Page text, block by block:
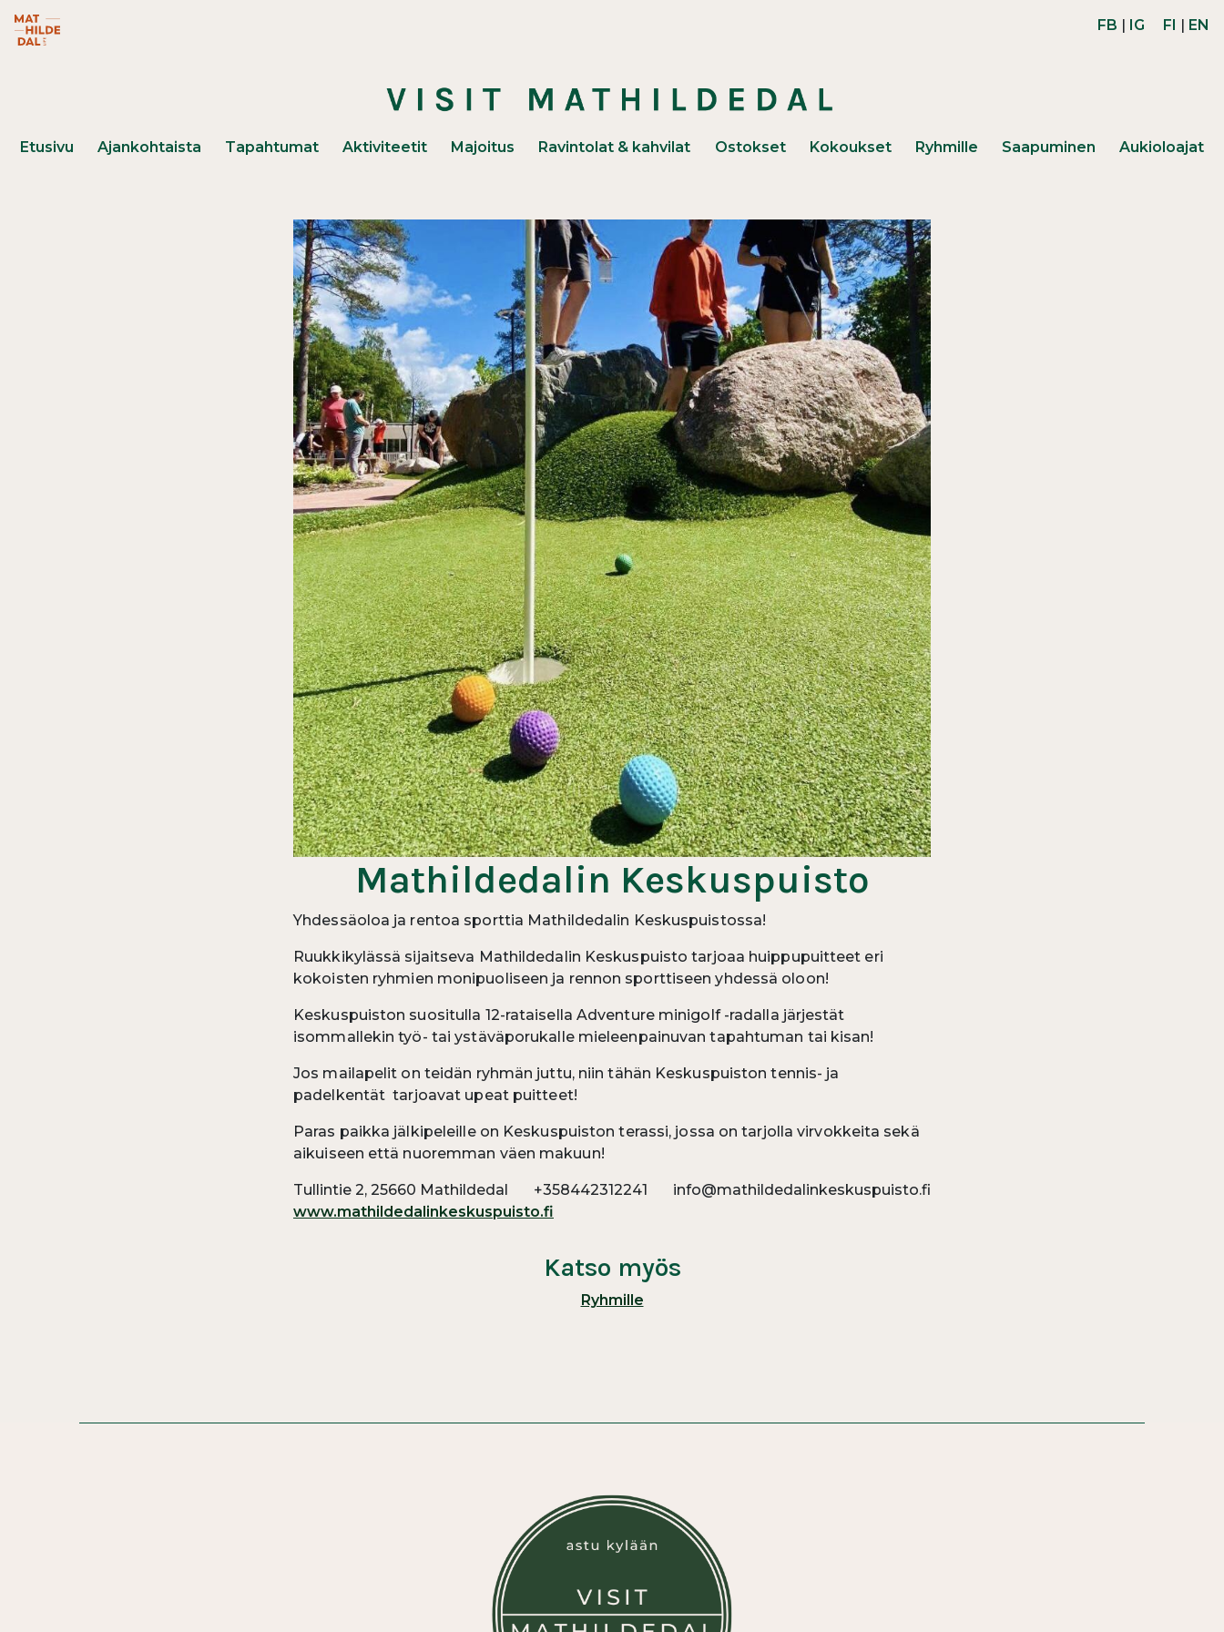
Mathildedal Life -verkkosivusto (avautuu uuteen ikkunaan)
FB | IG FI | EN
Päävalikko
Etusivu Ajankohtaista Tapahtumat Aktiviteetit Majoitus Ravintolat & kahvilat Ostokset Kokoukset Ryhmille Saapuminen Aukioloajat
Mathildedalin Keskuspuisto
Yhdessäoloa ja rentoa sporttia Mathildedalin Keskuspuistossa!
Ruukkikylässä sijaitseva Mathildedalin Keskuspuisto tarjoaa huippupuitteet eri
kokoisten ryhmien monipuoliseen ja rennon sporttiseen yhdessä oloon!
Keskuspuiston suositulla 12-rataisella Adventure minigolf -radalla järjestät
isommallekin työ- tai ystäväporukalle mieleenpainuvan tapahtuman tai kisan!
Jos mailapelit on teidän ryhmän juttu, niin tähän Keskuspuiston tennis- ja
padelkentät tarjoavat upeat puitteet!
Paras paikka jälkipeleille on Keskuspuiston terassi, jossa on tarjolla virvokkeita sekä
aikuiseen että nuoremman väen makuun!
Tullintie 2, 25660 Mathildedal +358442312241
info@mathildedalinkeskuspuisto.fi
www.mathildedalinkeskuspuisto.fi
Katso myös
Ryhmille